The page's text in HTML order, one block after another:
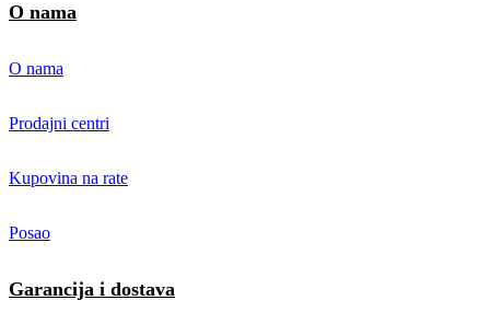
O nama
O nama
Prodajni centri
Kupovina na rate
Posao
Garancija i dostava